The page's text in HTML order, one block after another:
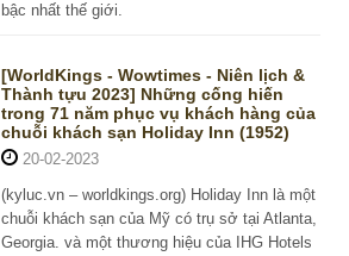
bậc nhất thế giới.
[WorldKings - Wowtimes - Niên lịch &
Thành tựu 2023] Những cống hiến
trong 71 năm phục vụ khách hàng của
chuỗi khách sạn Holiday Inn (1952)
20-02-2023
(kyluc.vn – worldkings.org) Holiday Inn là một
chuỗi khách sạn của Mỹ có trụ sở tại Atlanta,
Georgia. và một thương hiệu của IHG Hotels